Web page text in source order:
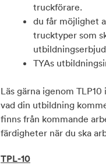
truckförare.
du får möjlighet
trucktyper som
TYAs
Läs gärna igenom
vad din utbildning
finns från kommande
färdigheter när du ska
TPL-10